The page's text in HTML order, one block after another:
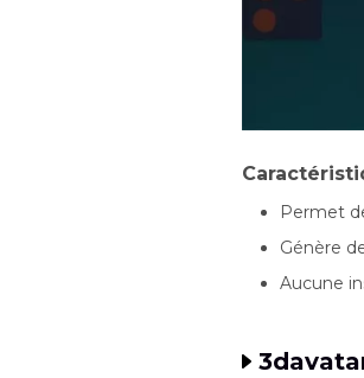
Permet
Génère
Aucune